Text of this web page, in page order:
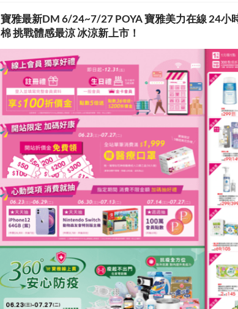
寶雅最新DM 6/24~7/27 POYA 寶雅美力在線 24小
棉 挑戰體感最涼 冰涼新上市！